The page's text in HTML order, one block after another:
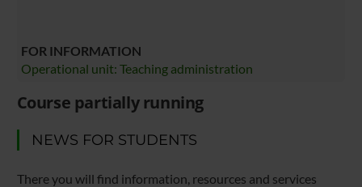
FOR INFORMATION
Operational unit: Teaching administration
Course partially running
NEWS FOR STUDENTS
There you will find information, resources and services